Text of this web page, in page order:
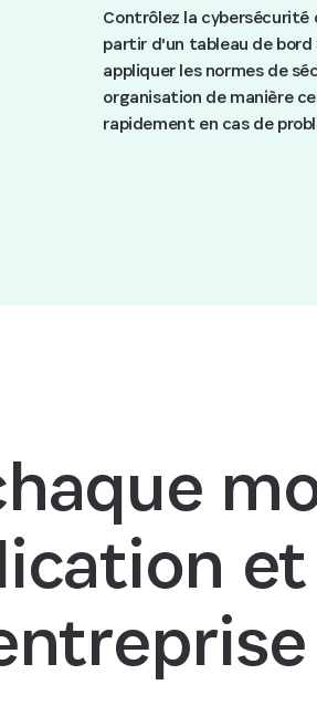
Contrôlez la cybersécurité
partir d'un tableau de bord
appliquer les normes de
organisation de manière
rapidement en cas de
et